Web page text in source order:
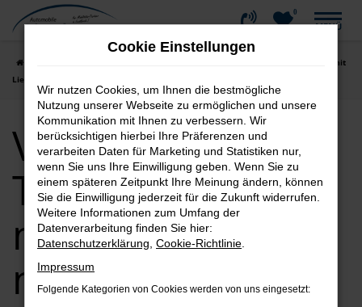
Zum
0
MENÜ
VW Caddy Tageszulassung mit
Lieferservice nach Wangen
VW Caddy
Tageszulassung
mit Lieferservice
nach Wangen
Cookie Einstellungen
Wir nutzen Cookies, um Ihnen die bestmögliche
Nutzung unserer Webseite zu ermöglichen und unsere
Kommunikation mit Ihnen zu verbessern. Wir
berücksichtigen hierbei Ihre Präferenzen und
verarbeiten Daten für Marketing und Statistiken nur,
wenn Sie uns Ihre Einwilligung geben. Wenn Sie zu
einem späteren Zeitpunkt Ihre Meinung ändern, können
Sie die Einwilligung jederzeit für die Zukunft widerrufen.
Weitere Informationen zum Umfang der
Datenverarbeitung finden Sie hier:
Datenschutzerklärung Cookie-Richtlinie
Impressum
Folgende Kategorien von Cookies werden von uns eingesetzt: